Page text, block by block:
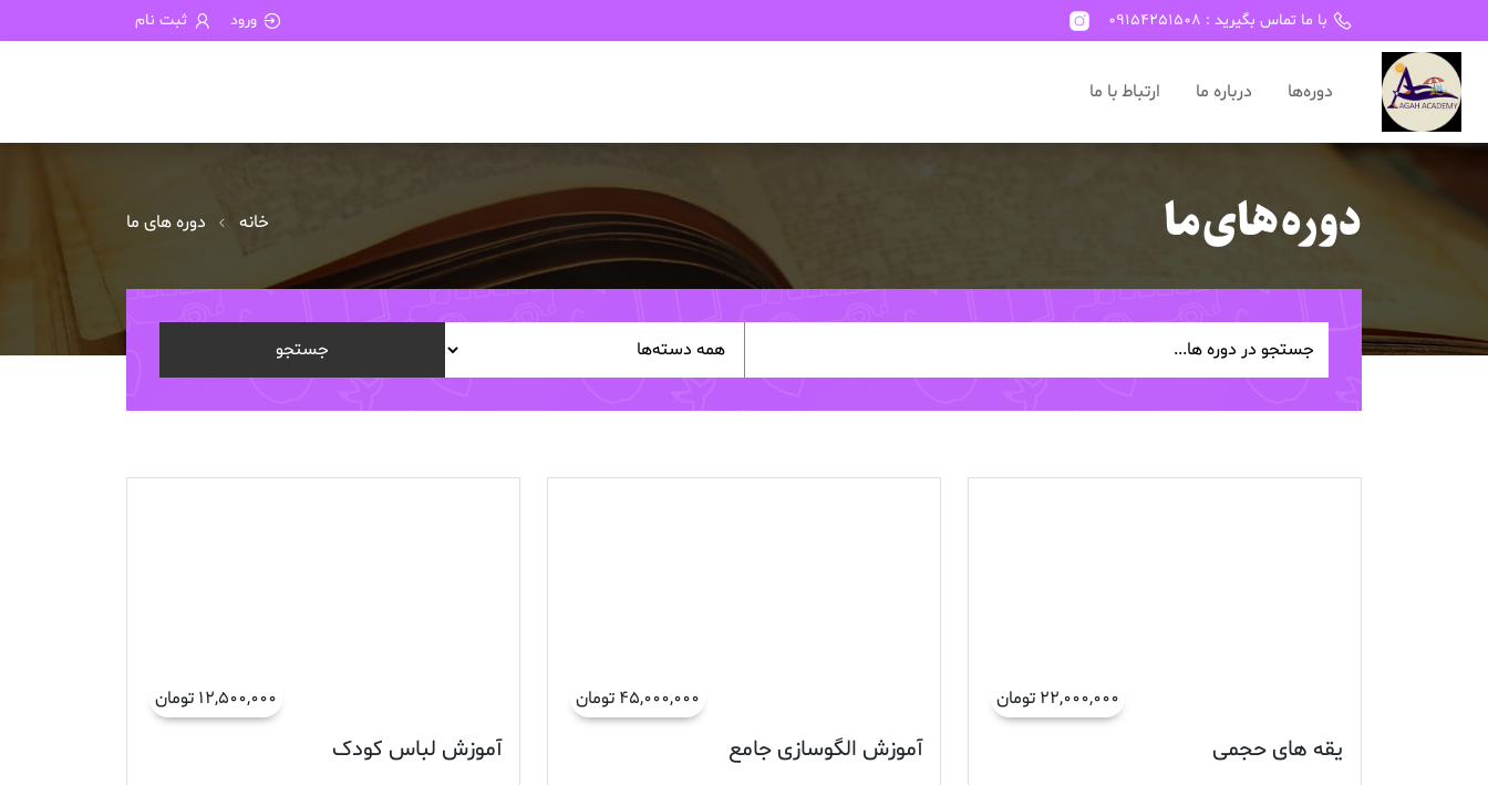
با ما تماس بگیرید : 09154251508 ورود ثبت نام
دوره‌ها درباره ما ارتباط با ما
دوره های ما خانه دوره های ما
جستجو
۲۲,۰۰۰,۰۰۰ تومان
یقه های حجمی
۴۵,۰۰۰,۰۰۰ تومان
آموزش الگوسازی جامع
۱۲,۵۰۰,۰۰۰ تومان
آموزش لباس کودک